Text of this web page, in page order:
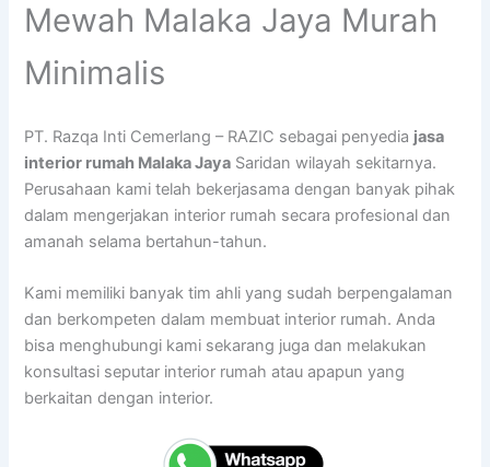
Mewah Malaka Jaya Murah
Minimalis
PT. Razqa Inti Cemerlang – RAZIC sebagai penyedia jasa
interior rumah Malaka Jaya Saridan wilayah sekitarnya.
Perusahaan kami telah bekerjasama dengan banyak pihak
dalam mengerjakan interior rumah secara profesional dan
amanah selama bertahun-tahun.
Kami memiliki banyak tim ahli yang sudah berpengalaman
dan berkompeten dalam membuat interior rumah. Anda
bisa menghubungi kami sekarang juga dan melakukan
konsultasi seputar interior rumah atau apapun yang
berkaitan dengan interior.